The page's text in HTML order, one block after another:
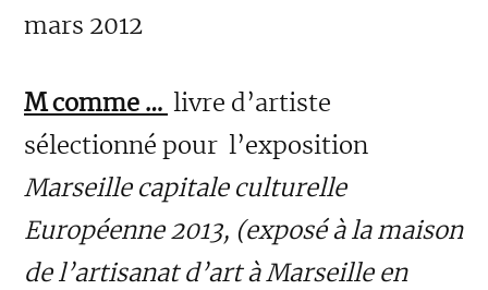
mars 2012
M comme … livre d’artiste
sélectionné pour l’exposition
Marseille capitale culturelle
Européenne 2013, (exposé à la maison
de l’artisanat d’art à Marseille en